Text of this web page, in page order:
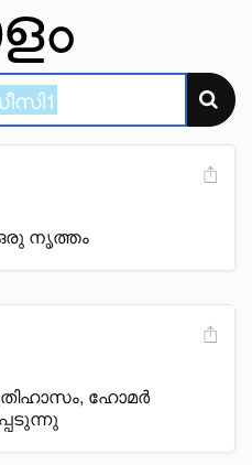
ഒരു നൃത്തം
ഹോമർ